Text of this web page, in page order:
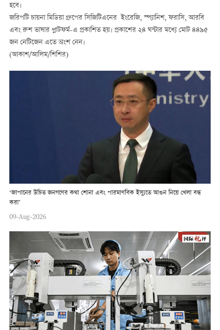
হবে।
জরিপটি চায়না মিডিয়া গ্রুপের সিজিটিএনের ইংরেজি, স্প্যানিশ, ফরাসি, আরবি
এবং রুশ ভাষার প্লাটফর্ম-এ প্রকাশিত হয়। প্রকাশের ২৪ ঘন্টার মধ্যে মোট ৪৪৯৫
জন নেটিজেন এতে অংশ নেন।
(আকাশ/আলিম/শিশির)
‘জাপানের উচিত জনগণের কথা শোনা এবং পারমাণবিক ইস্যুতে আগুন নিয়ে খেলা বন্ধ
করা’
09-Aug-2026